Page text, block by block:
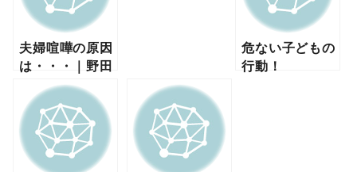
夫婦喧嘩の原因
は・・・｜野田
市そよかぜ接骨
院
危ない子どもの
行動！